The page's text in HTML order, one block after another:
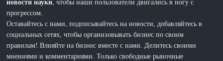
прогрессом.
Оставайтесь с нами, подписывайтесь на новости, добавляйтесь в
социальных сетях, чтобы организовывать бизнес по своим
правилам! Влияйте на бизнес вместе с нами. Делитесь своими
мнениями и комментариями. Только свободные рыночные